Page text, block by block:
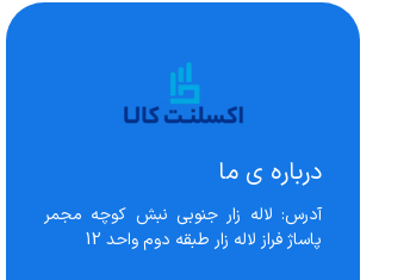
درباره ی ما
پاساژ فراز لاله زار طبقه دوم واحد 12